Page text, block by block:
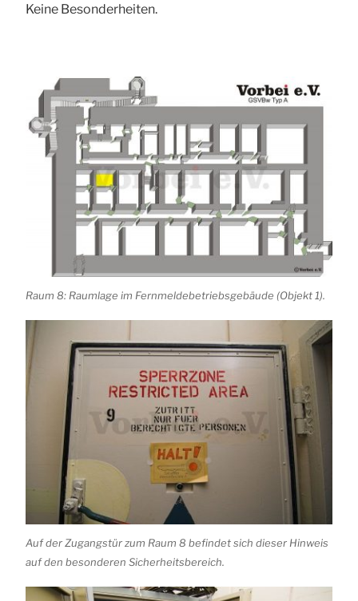
Keine Besonderheiten.
Raum 8: Raumlage im Fernmeldebetriebsgebäude (Objekt 1).
Auf der Zugangstür zum Raum 8 befindet sich dieser Hinweis
auf den besonderen Sicherheitsbereich.